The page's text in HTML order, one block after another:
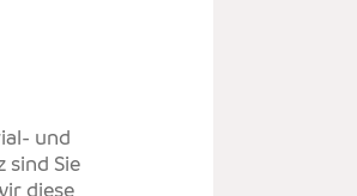
und
sind Sie
diese